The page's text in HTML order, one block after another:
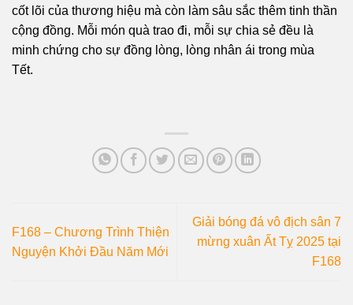
cốt lõi của thương hiệu mà còn làm sâu sắc thêm tinh thần
cộng đồng. Mỗi món quà trao đi, mỗi sự chia sẻ đều là
minh chứng cho sự đồng lòng, lòng nhân ái trong mùa
Tết.
F168 – Chương Trình Thiện
Nguyện Khởi Đầu Năm Mới
Giải bóng đá vô địch sân 7
mừng xuân Ất Tỵ 2025 tại
F168